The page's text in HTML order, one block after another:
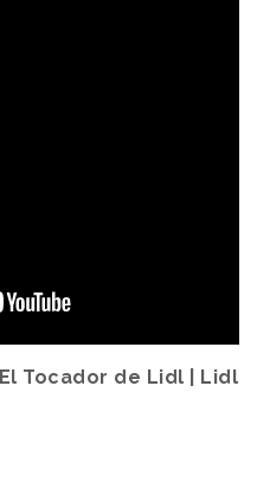
Tocador de Lidl | Lidl